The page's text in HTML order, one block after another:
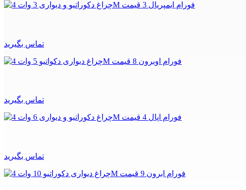
تماس بگیرید
تماس بگیرید
تماس بگیرید